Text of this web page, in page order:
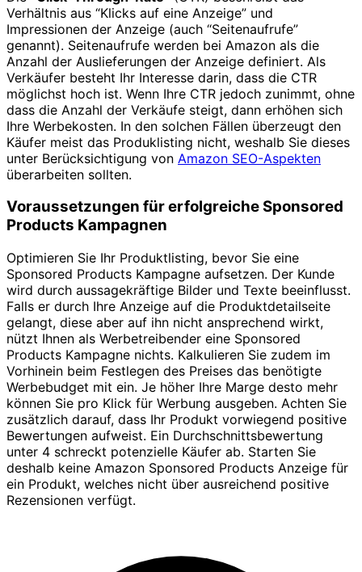
Verhältnis aus “Klicks auf eine Anzeige” und
Impressionen der Anzeige (auch “Seitenaufrufe”
genannt). Seitenaufrufe werden bei Amazon als die
Anzahl der Auslieferungen der Anzeige definiert. Als
Verkäufer besteht Ihr Interesse darin, dass die CTR
möglichst hoch ist. Wenn Ihre CTR jedoch zunimmt, ohne
dass die Anzahl der Verkäufe steigt, dann erhöhen sich
Ihre Werbekosten. In den solchen Fällen überzeugt den
Käufer meist das Produklisting nicht, weshalb Sie dieses
unter Berücksichtigung von Amazon SEO-Aspekten
überarbeiten sollten.
Voraussetzungen für erfolgreiche Sponsored
Products Kampagnen
Optimieren Sie Ihr Produktlisting, bevor Sie eine
Sponsored Products Kampagne aufsetzen. Der Kunde
wird durch aussagekräftige Bilder und Texte beeinflusst.
Falls er durch Ihre Anzeige auf die Produktdetailseite
gelangt, diese aber auf ihn nicht ansprechend wirkt,
nützt Ihnen als Werbetreibender eine Sponsored
Products Kampagne nichts. Kalkulieren Sie zudem im
Vorhinein beim Festlegen des Preises das benötigte
Werbebudget mit ein. Je höher Ihre Marge desto mehr
können Sie pro Klick für Werbung ausgeben. Achten Sie
zusätzlich darauf, dass Ihr Produkt vorwiegend positive
Bewertungen aufweist. Ein Durchschnittsbewertung
unter 4 schreckt potenzielle Käufer ab. Starten Sie
deshalb keine Amazon Sponsored Products Anzeige für
ein Produkt, welches nicht über ausreichend positive
Rezensionen verfügt.